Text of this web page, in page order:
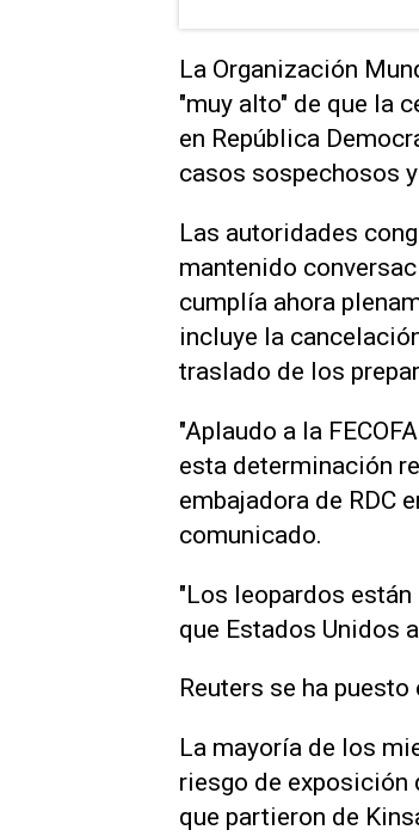
La ‌Organización
"muy alto" de que la
en República
casos sospechosos
Las autoridades
mantenido
cumplía ahora
incluye la
traslado de los
"Aplaudo a la
esta determinación
embajadora de RDC
comunicado.
"Los leopardos están
que Estados Unidos
Reuters se ha
La mayoría de los
riesgo de exposición
que partieron de